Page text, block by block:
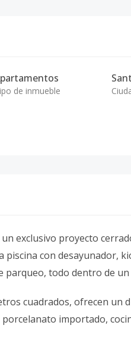
de inmueble
un exclusivo proyecto
piscina con desayunador,
parqueo, todo dentro de
cuadrados, ofrecen un
importado,